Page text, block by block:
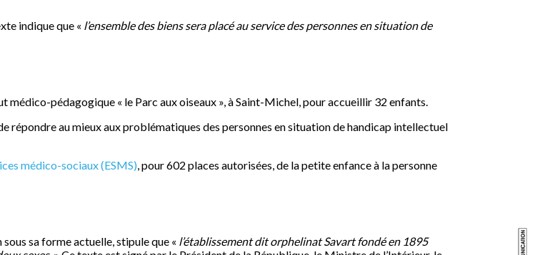
indique que « l’ensemble des biens sera placé au service des personnes en situation de
médico-pédagogique « le Parc aux oiseaux », à Saint-Michel, pour accueillir 32 enfants.
répondre au mieux aux problématiques des personnes en situation de handicap intellectuel
médico-sociaux (ESMS), pour 602 places autorisées, de la petite enfance à la personne
sa forme actuelle, stipule que « l’établissement dit orphelinat Savart fondé en 1895